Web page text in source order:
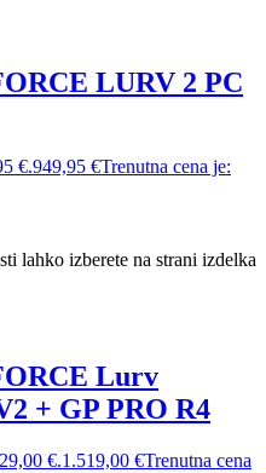
LURV 2 PC
€.949,95 €Trenutna cena je:
lahko izberete na strani izdelka
Lurv
+ GP PRO R4
€.1.519,00 €Trenutna cena